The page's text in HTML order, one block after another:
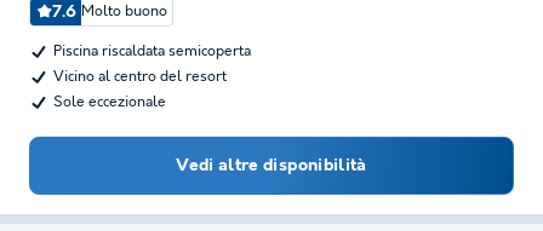
7.6 Molto buono
Piscina riscaldata semicoperta
Vicino al centro del resort
Sole eccezionale
Vedi altre disponibilità